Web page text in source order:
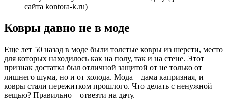
сайта kontora-k.ru)
Ковры давно не в моде
Еще лет 50 назад в моде были толстые ковры из шерсти, место
для которых находилось как на полу, так и на стене. Этот
признак достатка был отличной защитой от не только от
лишнего шума, но и от холода. Мода – дама капризная, и
ковры стали пережитком прошлого. Что делать с ненужной
вещью? Правильно – отвезти на дачу.